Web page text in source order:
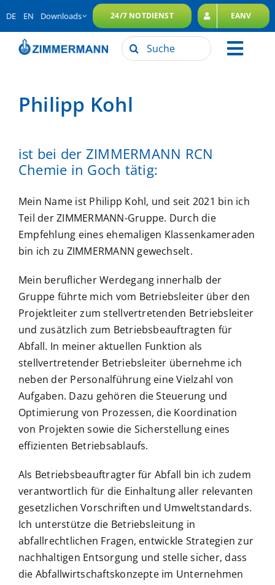
springen
DE EN Downloads 24/7 NOTDIENST EANV
Leistungen
Karriere
Kontakt
Suche
nach:
Philipp Kohl
ist bei der ZIMMERMANN RCN
Chemie in Goch tätig:
Mein Name ist Philipp Kohl, und seit 2021 bin ich
Teil der ZIMMERMANN-Gruppe. Durch die
Empfehlung eines ehemaligen Klassenkameraden
bin ich zu ZIMMERMANN gewechselt.
Mein beruflicher Werdegang innerhalb der
Gruppe führte mich vom Betriebsleiter über den
Projektleiter zum stellvertretenden Betriebsleiter
und zusätzlich zum Betriebsbeauftragten für
Abfall. In meiner aktuellen Funktion als
stellvertretender Betriebsleiter übernehme ich
neben der Personalführung eine Vielzahl von
Aufgaben. Dazu gehören die Steuerung und
Optimierung von Prozessen, die Koordination
von Projekten sowie die Sicherstellung eines
effizienten Betriebsablaufs.
Als Betriebsbeauftragter für Abfall bin ich zudem
verantwortlich für die Einhaltung aller relevanten
gesetzlichen Vorschriften und Umweltstandards.
Ich unterstütze die Betriebsleitung in
abfallrechtlichen Fragen, entwickle Strategien zur
nachhaltigen Entsorgung und stelle sicher, dass
die Abfallwirtschaftskonzepte im Unternehmen